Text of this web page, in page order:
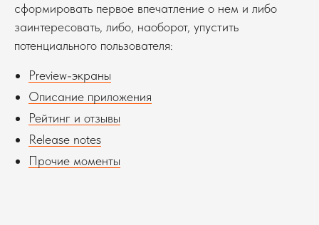
сформировать первое впечатление о нем и либо
заинтересовать, либо, наоборот, упустить
потенциального пользователя:
Preview-экраны
Описание приложения
Рейтинг и отзывы
Release notes
Прочие моменты